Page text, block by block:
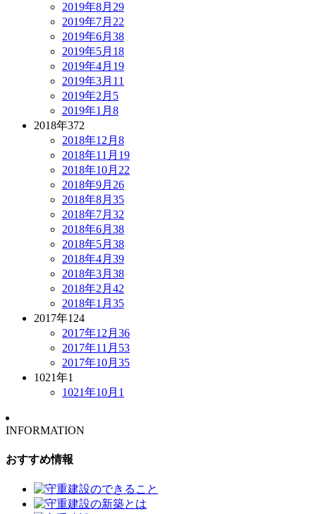
2019年8月 29
2019年7月 22
2019年6月 38
2019年5月 18
2019年4月 19
2019年3月 11
2019年2月 5
2019年1月 8
2018年372
2018年12月 8
2018年11月 19
2018年10月 22
2018年9月 26
2018年8月 35
2018年7月 32
2018年6月 38
2018年5月 38
2018年4月 39
2018年3月 38
2018年2月 42
2018年1月 35
2017年124
2017年12月 36
2017年11月 53
2017年10月 35
1021年1
1021年10月 1
INFORMATION
おすすめ情報